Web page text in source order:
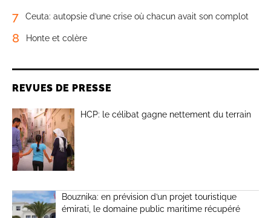
7 Ceuta: autopsie d’une crise où chacun avait son complot
8 Honte et colère
REVUES DE PRESSE
HCP: le célibat gagne nettement du terrain
Bouznika: en prévision d’un projet touristique
émirati, le domaine public maritime récupéré